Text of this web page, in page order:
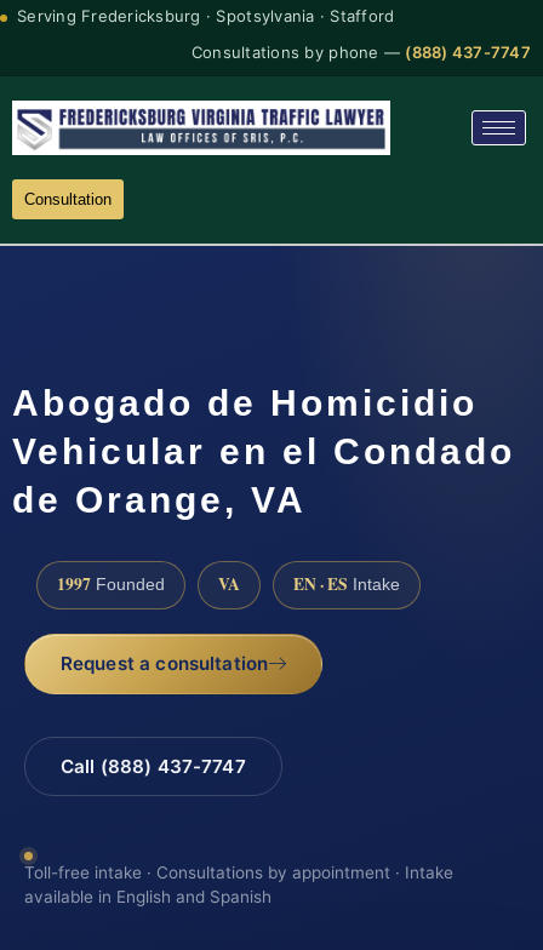
Serving Fredericksburg · Spotsylvania · Stafford
Consultations by phone — (888) 437-7747
Consultation
Abogado de Homicidio
Vehicular en el Condado
de Orange, VA
1997 Founded VA EN · ES Intake
Request a consultation
Call (888) 437-7747
Toll-free intake · Consultations by appointment · Intake
available in English and Spanish